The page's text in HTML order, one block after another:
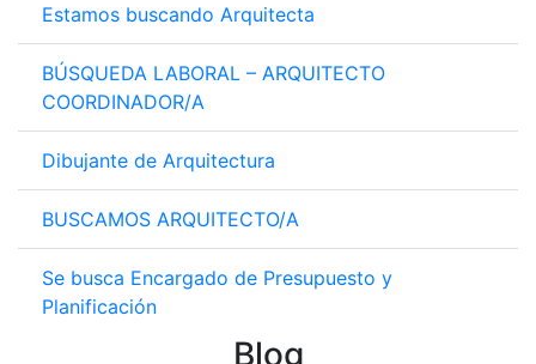
Estamos buscando Arquitecta
BÚSQUEDA LABORAL – ARQUITECTO
COORDINADOR/A
Dibujante de Arquitectura
BUSCAMOS ARQUITECTO/A
Se busca Encargado de Presupuesto y
Planificación
Blog